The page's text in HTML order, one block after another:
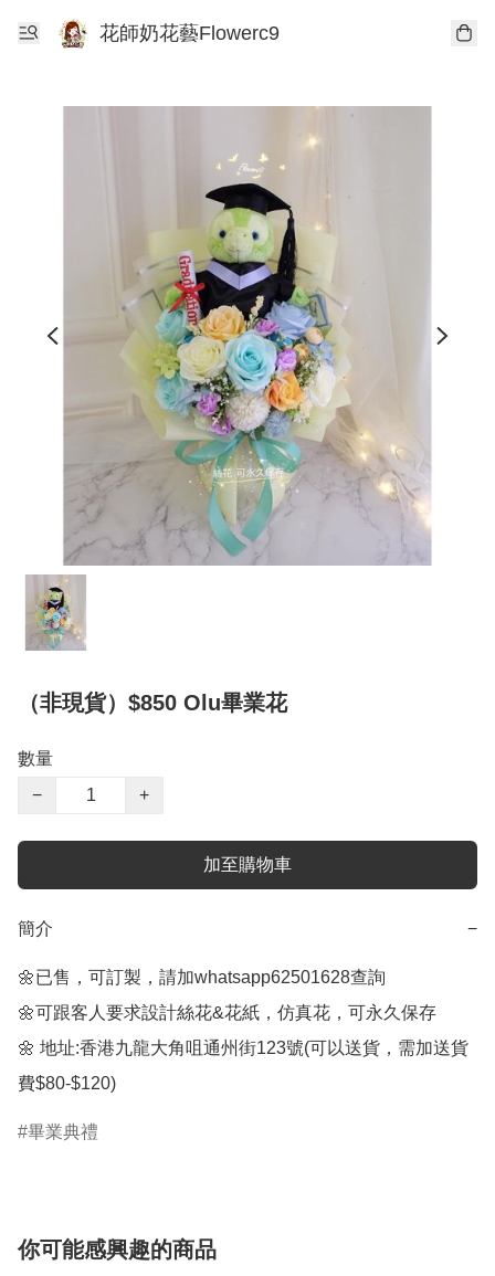
花師奶花藝Flowerc9
（非現貨）$850 Olu畢業花
數量
−
+
加至購物車
簡介 −
🌼已售，可訂製，請加whatsapp62501628查詢
🌼可跟客人要求設計絲花&花紙，仿真花，可永久保存
🌼 地址:香港九龍大角咀通州街123號(可以送貨，需加送貨
費$80-$120)
畢業典禮
你可能感興趣的商品